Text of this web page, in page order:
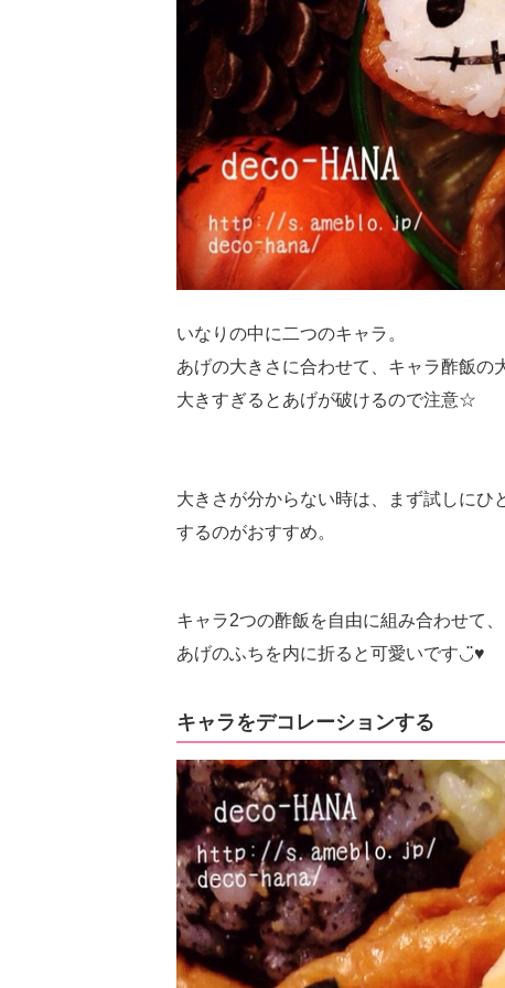
いなりの中に二つのキャラ。
あげの大きさに合わせて、キャラ酢飯の
大きすぎるとあげが破けるので注意☆
大きさが分からない時は、まず試しに
するのがおすすめ。
キャラ2つの酢飯を自由に組み合わせて
あげのふちを内に折ると可愛いです◡̈♥︎
キャラをデコレーションする